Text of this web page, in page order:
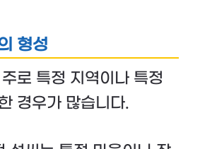
형성
로 특정 지역이나 특정
경우가 많습니다.